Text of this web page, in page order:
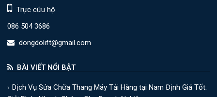
Trực cứu hộ
086 504 3686
dongdolift@gmail.com
BÀI VIẾT NỔI BẬT
Dịch Vụ Sửa Chữa Thang Máy Tải Hàng tại Nam Định Giá Tốt: